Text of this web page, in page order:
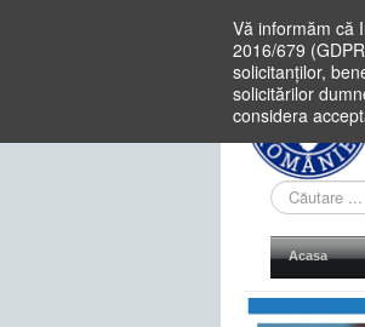
Vă informăm că
2016/679
solicitanților,
solicitărilor
considera
Cauta
in
site
Acasa